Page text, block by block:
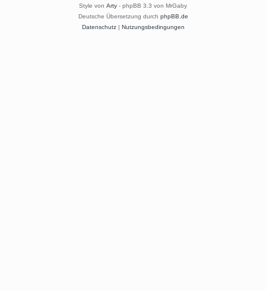
Style von Arty - phpBB 3.3 von MrGaby
Deutsche Übersetzung durch phpBB.de
Datenschutz| Nutzungsbedingungen